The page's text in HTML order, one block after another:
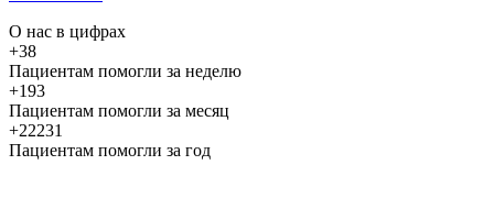
О нас в цифрах
+38
Пациентам помогли за неделю
+193
Пациентам помогли за месяц
+22231
Пациентам помогли за год